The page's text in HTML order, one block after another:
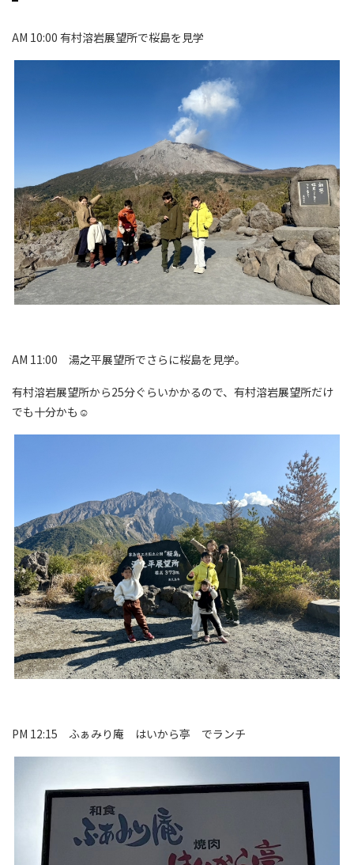
AM 10:00 有村溶岩展望所で桜島を見学
AM 11:00 湯之平展望所でさらに桜島を見学。
有村溶岩展望所から25分ぐらいかかるので、有村溶岩展望所だけ
でも十分かも☺
PM 12:15 ふぁみり庵 はいから亭 でランチ